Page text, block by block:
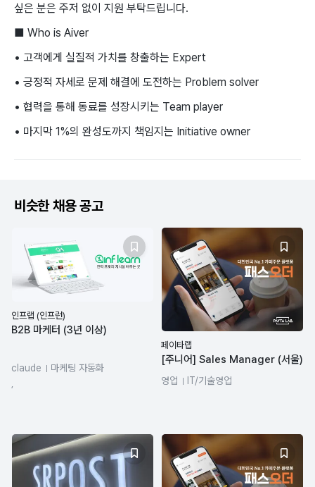
싶은 분은 주저 없이 지원 부탁드립니다.
■ Who is Aiver
• 고객에게 실질적 가치를 창출하는 Expert
• 긍정적 자세로 문제 해결에 도전하는 Problem solver
• 협력을 통해 동료를 성장시키는 Team player
• 마지막 1%의 완성도까지 책임지는 Initiative owner
비슷한 채용 공고
인프랩 (인프런)
B2B 마케터 (3년 이상)
claude
마케팅 자동화
페이타랩
[주니어] Sales Manager (서울)
영업 IT/기술영업